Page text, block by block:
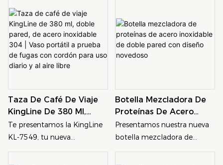
Taza De Café De Viaje
KingLine De 380 Ml,
Doble Pared, De Acero
Inoxidable 304 | Vaso
Te presentamos la KingLine
KL-7549, tu nueva
compañera ideal para
Botella Mezcladora De
Proteínas De Acero
Inoxidable De Doble
Pared Con Diseño
Presentamos nuestra nueva
botella mezcladora de
proteínas de doble pared de